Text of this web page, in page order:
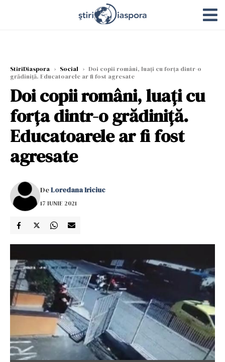
StiriDiaspora › Social › Doi copii români, luați cu forța dintr-o
grădiniță. Educatoarele ar fi fost agresate
Doi copii români, luați cu
forța dintr-o grădiniță.
Educatoarele ar fi fost
agresate
DeLoredana Iriciuc
17 IUNIE 2021